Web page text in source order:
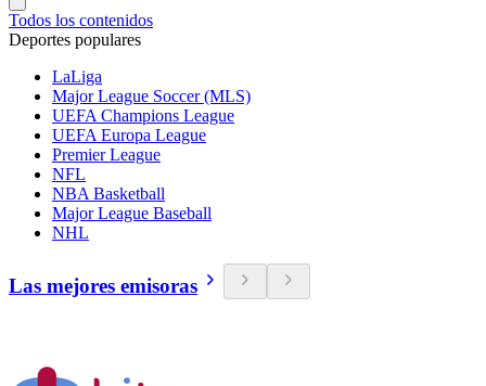
Todos los contenidos
Deportes populares
LaLiga
Major League Soccer (MLS)
UEFA Champions League
UEFA Europa League
Premier League
NFL
NBA Basketball
Major League Baseball
NHL
Las mejores emisoras